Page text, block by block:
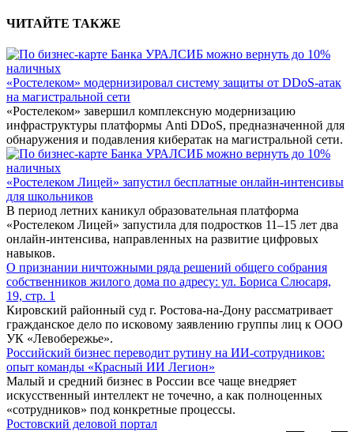
ЧИТАЙТЕ ТАКЖЕ
«Ростелеком» модернизировал систему защиты от DDoS-атак
на магистральной сети
«Ростелеком» завершил комплексную модернизацию
инфраструктуры платформы Anti DDoS, предназначенной для
обнаружения и подавления кибератак на магистральной сети.
«Ростелеком Лицей» запустил бесплатные онлайн-интенсивы
для школьников
В период летних каникул образовательная платформа
«Ростелеком Лицей» запустила для подростков 11–15 лет два
онлайн-интенсива, направленных на развитие цифровых
навыков.
О признании ничтожными ряда решений общего собрания
собственников жилого дома по адресу: ул. Бориса Слюсаря,
19, стр. 1
Кировский районный суд г. Ростова-на-Дону рассматривает
гражданское дело по исковому заявлению группы лиц к ООО
УК «Левобережье».
Российский бизнес переводит рутину на ИИ-сотрудников:
опыт команды «Красный ИИ Легион»
Малый и средний бизнес в России все чаще внедряет
искусственный интеллект не точечно, а как полноценных
«сотрудников» под конкретные процессы.
Ростовский деловой портал